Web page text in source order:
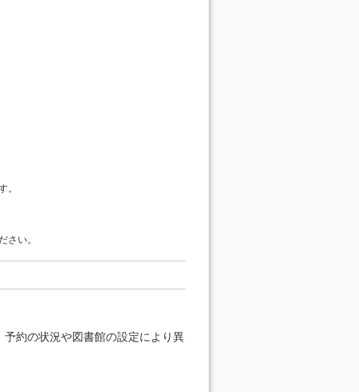
。
さい。
約の状況や図書館の設定により異